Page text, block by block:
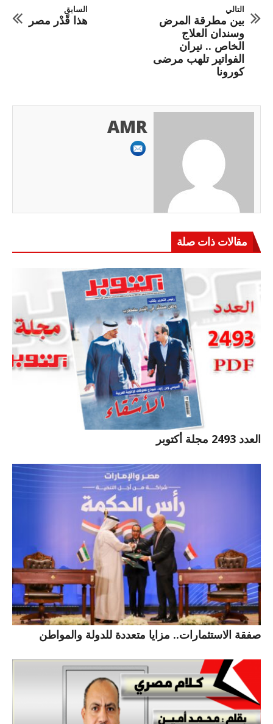
السابق
هذا قًدْر مصر
التالي
بين مطرقة المرض
وسندان العلاج
الخاص .. نيران
الفواتير تلهب مرضى
كورونا
AMR
مقالات ذات صلة
العدد 2493 مجلة أكتوبر
صفقة الاستثمارات.. مزايا متعددة للدولة والمواطن